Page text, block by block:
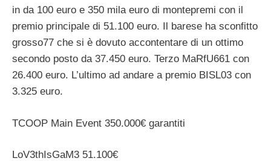
in da 100 euro e 350 mila euro di montepremi con il
premio principale di 51.100 euro. Il barese ha sconfitto
grosso77 che si è dovuto accontentare di un ottimo
secondo posto da 37.450 euro. Terzo MaRfU661 con
26.400 euro. L’ultimo ad andare a premio BISL03 con
3.325 euro.
TCOOP Main Event 350.000€ garantiti
LoV3thIsGaM3 51.100€